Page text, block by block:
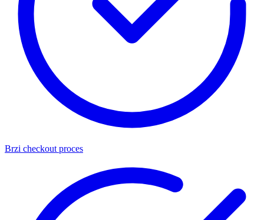
Brzi checkout proces